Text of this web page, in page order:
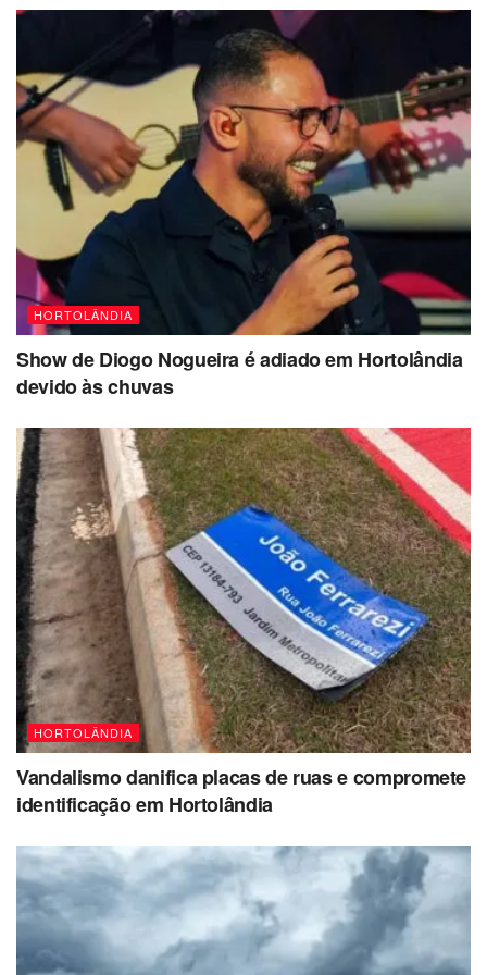
possibilidade de pancadas de chuva à noite, com as
maiores chances concentrando-se no sábado. As
temperaturas para sexta devem ficar entre 22°C e
35°C, e a umidade relativa do ar pode ficar abaixo de
30% à tarde.
Fique atento às atualizações meteorológicas e prepare-se
para as variações de temperatura!
HORTOLÂNDIA
Show de Diogo Nogueira é adiado em Hortolândia
devido às chuvas
HORTOLÂNDIA
Vandalismo danifica placas de ruas e compromete
identificação em Hortolândia